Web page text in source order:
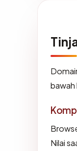
bawah
Nilai